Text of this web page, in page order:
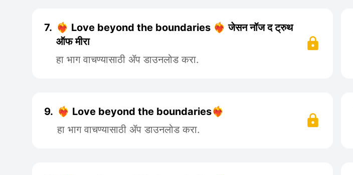
7. ❤️‍🔥 Love beyond the boundaries ❤️‍🔥 जेसन नॉज द ट्रुथ
ऑफ मीरा
हा भाग वाचण्यासाठी ॲप डाउनलोड करा.
9. ❤️‍🔥 Love beyond the boundaries❤️‍🔥
हा भाग वाचण्यासाठी ॲप डाउनलोड करा.